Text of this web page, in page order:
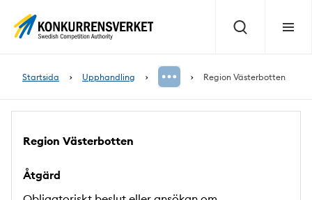
Sök Meny
Startsida Upphandling Region Västerbotten
Region Västerbotten
Åtgärd